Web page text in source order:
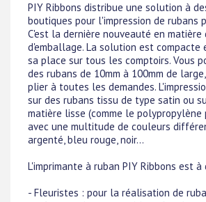
PIY Ribbons distribue une solution à
boutiques pour l'impression de rubans
C'est la dernière nouveauté en matière
d'emballage. La solution est
sa place sur tous les comptoirs. Vous
des rubans de 10mm à 100mm de
plier à toutes les demandes.
sur des rubans tissu de type satin ou
matière lisse (comme le
avec une multitude de couleurs
argenté, bleu rouge, noir...
L'imprimante à ruban PIY Ribbons est
- Fleuristes : pour la réalisation de